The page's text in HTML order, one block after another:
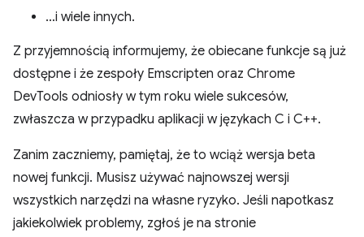
…i wiele innych.
Z przyjemnością informujemy, że obiecane funkcje są już
dostępne i że zespoły Emscripten oraz Chrome
DevTools odniosły w tym roku wiele sukcesów,
zwłaszcza w przypadku aplikacji w językach C i C++.
Zanim zaczniemy, pamiętaj, że to wciąż wersja beta
nowej funkcji. Musisz używać najnowszej wersji
wszystkich narzędzi na własne ryzyko. Jeśli napotkasz
jakiekolwiek problemy, zgłoś je na stronie